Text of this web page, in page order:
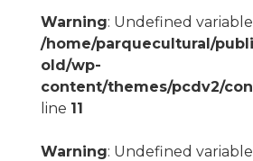
Warning: Undefined
/home/parquecultural/
old/wp-
content/themes/pcdv2/
line 11
Warning: Undefined